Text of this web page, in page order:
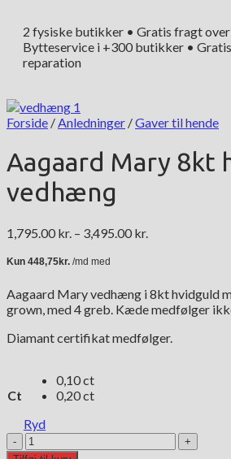
2 fysiske butikker • Gratis fragt over
Bytteservice i +300 butikker •
reparation
Forside /Anledninger /Gaver til hende
Aagaard Mary 8kt
vedhæng
1,795.00 kr. – 3,495.00 kr.
Aagaard Mary vedhæng i 8kt hvidguld
grown, med 4 greb. Kæde medfølger
Diamant certifikat medfølger.
Ct
0,10 ct
0,20 ct
Ryd
Aagaard
Mary